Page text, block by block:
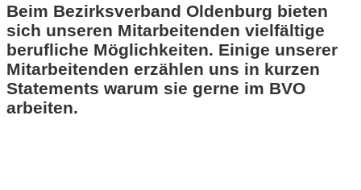
Beim Bezirksverband Oldenburg bieten
sich unseren Mitarbeitenden vielfältige
berufliche Möglichkeiten. Einige unserer
Mitarbeitenden erzählen uns in kurzen
Statements warum sie gerne im BVO
arbeiten.